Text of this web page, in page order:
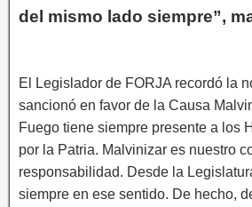
del mismo lado siempre”,
El Legislador de FORJA recordó la
sancionó en favor de la Causa
Fuego tiene siempre presente a los
por la Patria. Malvinizar es nuestro
responsabilidad. Desde la
siempre en ese sentido. De hecho,